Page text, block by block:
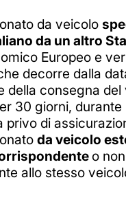
da veicolo
da un altro
Europeo e
decorre dalla
della consegna del
30 giorni, durante
privo di
da veicolo
o
allo stesso